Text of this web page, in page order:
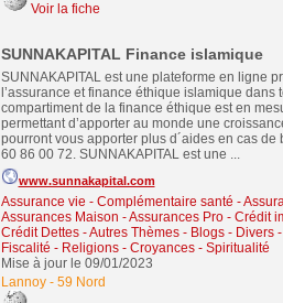
Voir la fiche
SUNNAKAPITAL Finance islamique
SUNNAKAPITAL est une plateforme en ligne
l’assurance et finance éthique islamique
compartiment de la finance éthique est en
permettant d’apporter au monde une
pourront vous apporter plus d´aides en cas de
60 86 00 72. SUNNAKAPITAL est une ...
www.sunnakapital.com
Assurance vie - Complémentaire santé -
Assurances Maison - Assurances Pro- Crédit
Crédit Dettes-Autres Thèmes - Blogs - Divers
Fiscalité - Religions - Croyances - Spiritualité
Mise à jour le 09/01/2023
Lannoy- 59 Nord